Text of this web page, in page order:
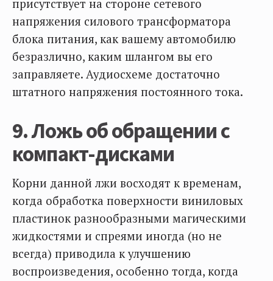
присутствует на стороне сетевого
напряжения силового трансформатора
блока питания, как вашему автомобилю
безразлично, каким шлангом вы его
заправляете. Аудиосхеме достаточно
штатного напряжения постоянного тока.
9. Ложь об обращении с
компакт-дисками
Корни данной лжи восходят к временам,
когда обработка поверхности виниловых
пластинок разнообразными магическими
жидкостями и спреями иногда (но не
всегда) приводила к улучшению
воспроизведения, особенно тогда, когда